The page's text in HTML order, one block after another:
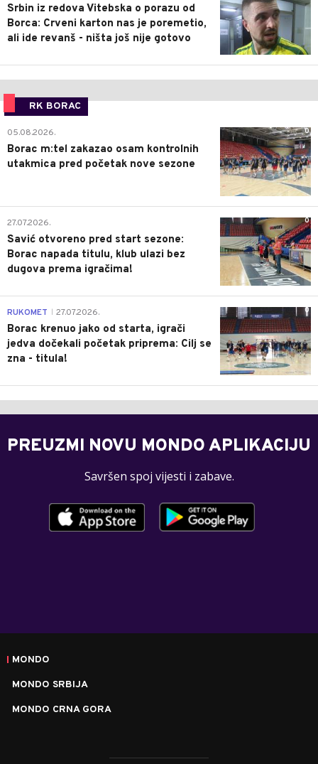
Srbin iz redova Vitebska o porazu od
Borca: Crveni karton nas je poremetio,
ali ide revanš - ništa još nije gotovo
RK BORAC
0
05.08.2026.
Borac m:tel zakazao osam kontrolnih
utakmica pred početak nove sezone
0
27.07.2026.
Savić otvoreno pred start sezone:
Borac napada titulu, klub ulazi bez
dugova prema igračima!
0
RUKOMET 27.07.2026.
Borac krenuo jako od starta, igrači
jedva dočekali početak priprema: Cilj se
zna - titula!
PREUZMI NOVU MONDO APLIKACIJU
Savršen spoj vijesti i zabave.
MONDO
MONDO SRBIJA
MONDO CRNA GORA